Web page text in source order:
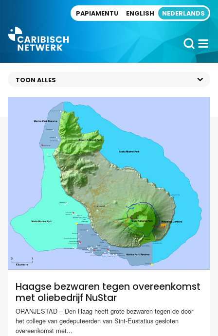
PAPIAMENTU ENGLISH NEDERLANDS
Haagse bezwaren tegen overeenkomst
met oliebedrijf NuStar
ORANJESTAD – Den Haag heeft grote bezwaren tegen de door
het college van gedeputeerden van Sint-Eustatius gesloten
overeenkomst met...